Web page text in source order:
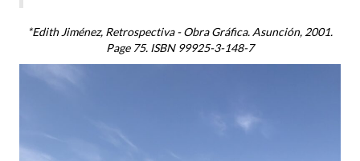
*Edith Jiménez, Retrospectiva - Obra Gráfica. Asunción, 2001.
Page 75. ISBN 99925-3-148-7